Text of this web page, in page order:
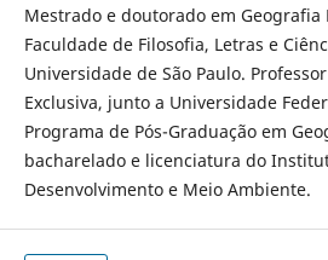
Mestrado e doutorado em Geografia
Faculdade de Filosofia, Letras e
Universidade de São Paulo.
Exclusiva, junto a Universidade
Programa de Pós-Graduação em
bacharelado e licenciatura do
Desenvolvimento e Meio Ambiente.